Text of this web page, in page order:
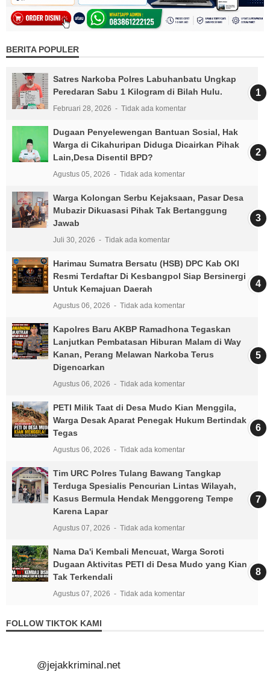
BERITA POPULER
Satres Narkoba Polres Labuhanbatu Ungkap
Peredaran Sabu 1 Kilogram di Bilah Hulu.
Februari 28, 2026 Tidak ada komentar
Dugaan Penyelewengan Bantuan Sosial, Hak
Warga di Cikahuripan Diduga Dicairkan Pihak
Lain,Desa Disentil BPD?
Agustus 05, 2026 Tidak ada komentar
Warga Kolongan Serbu Kejaksaan, Pasar Desa
Mubazir Dikuasasi Pihak Tak Bertanggung
Jawab
Juli 30, 2026 Tidak ada komentar
Harimau Sumatra Bersatu (HSB) DPC Kab OKI
Resmi Terdaftar Di Kesbangpol Siap Bersinergi
Untuk Kemajuan Daerah
Agustus 06, 2026 Tidak ada komentar
Kapolres Baru AKBP Ramadhona Tegaskan
Lanjutkan Pembatasan Hiburan Malam di Way
Kanan, Perang Melawan Narkoba Terus
Digencarkan
Agustus 06, 2026 Tidak ada komentar
PETI Milik Taat di Desa Mudo Kian Menggila,
Warga Desak Aparat Penegak Hukum Bertindak
Tegas
Agustus 06, 2026 Tidak ada komentar
Tim URC Polres Tulang Bawang Tangkap
Terduga Spesialis Pencurian Lintas Wilayah,
Kasus Bermula Hendak Menggoreng Tempe
Karena Lapar
Agustus 07, 2026 Tidak ada komentar
Nama Da'i Kembali Mencuat, Warga Soroti
Dugaan Aktivitas PETI di Desa Mudo yang Kian
Tak Terkendali
Agustus 07, 2026 Tidak ada komentar
FOLLOW TIKTOK KAMI
@jejakkriminal.net